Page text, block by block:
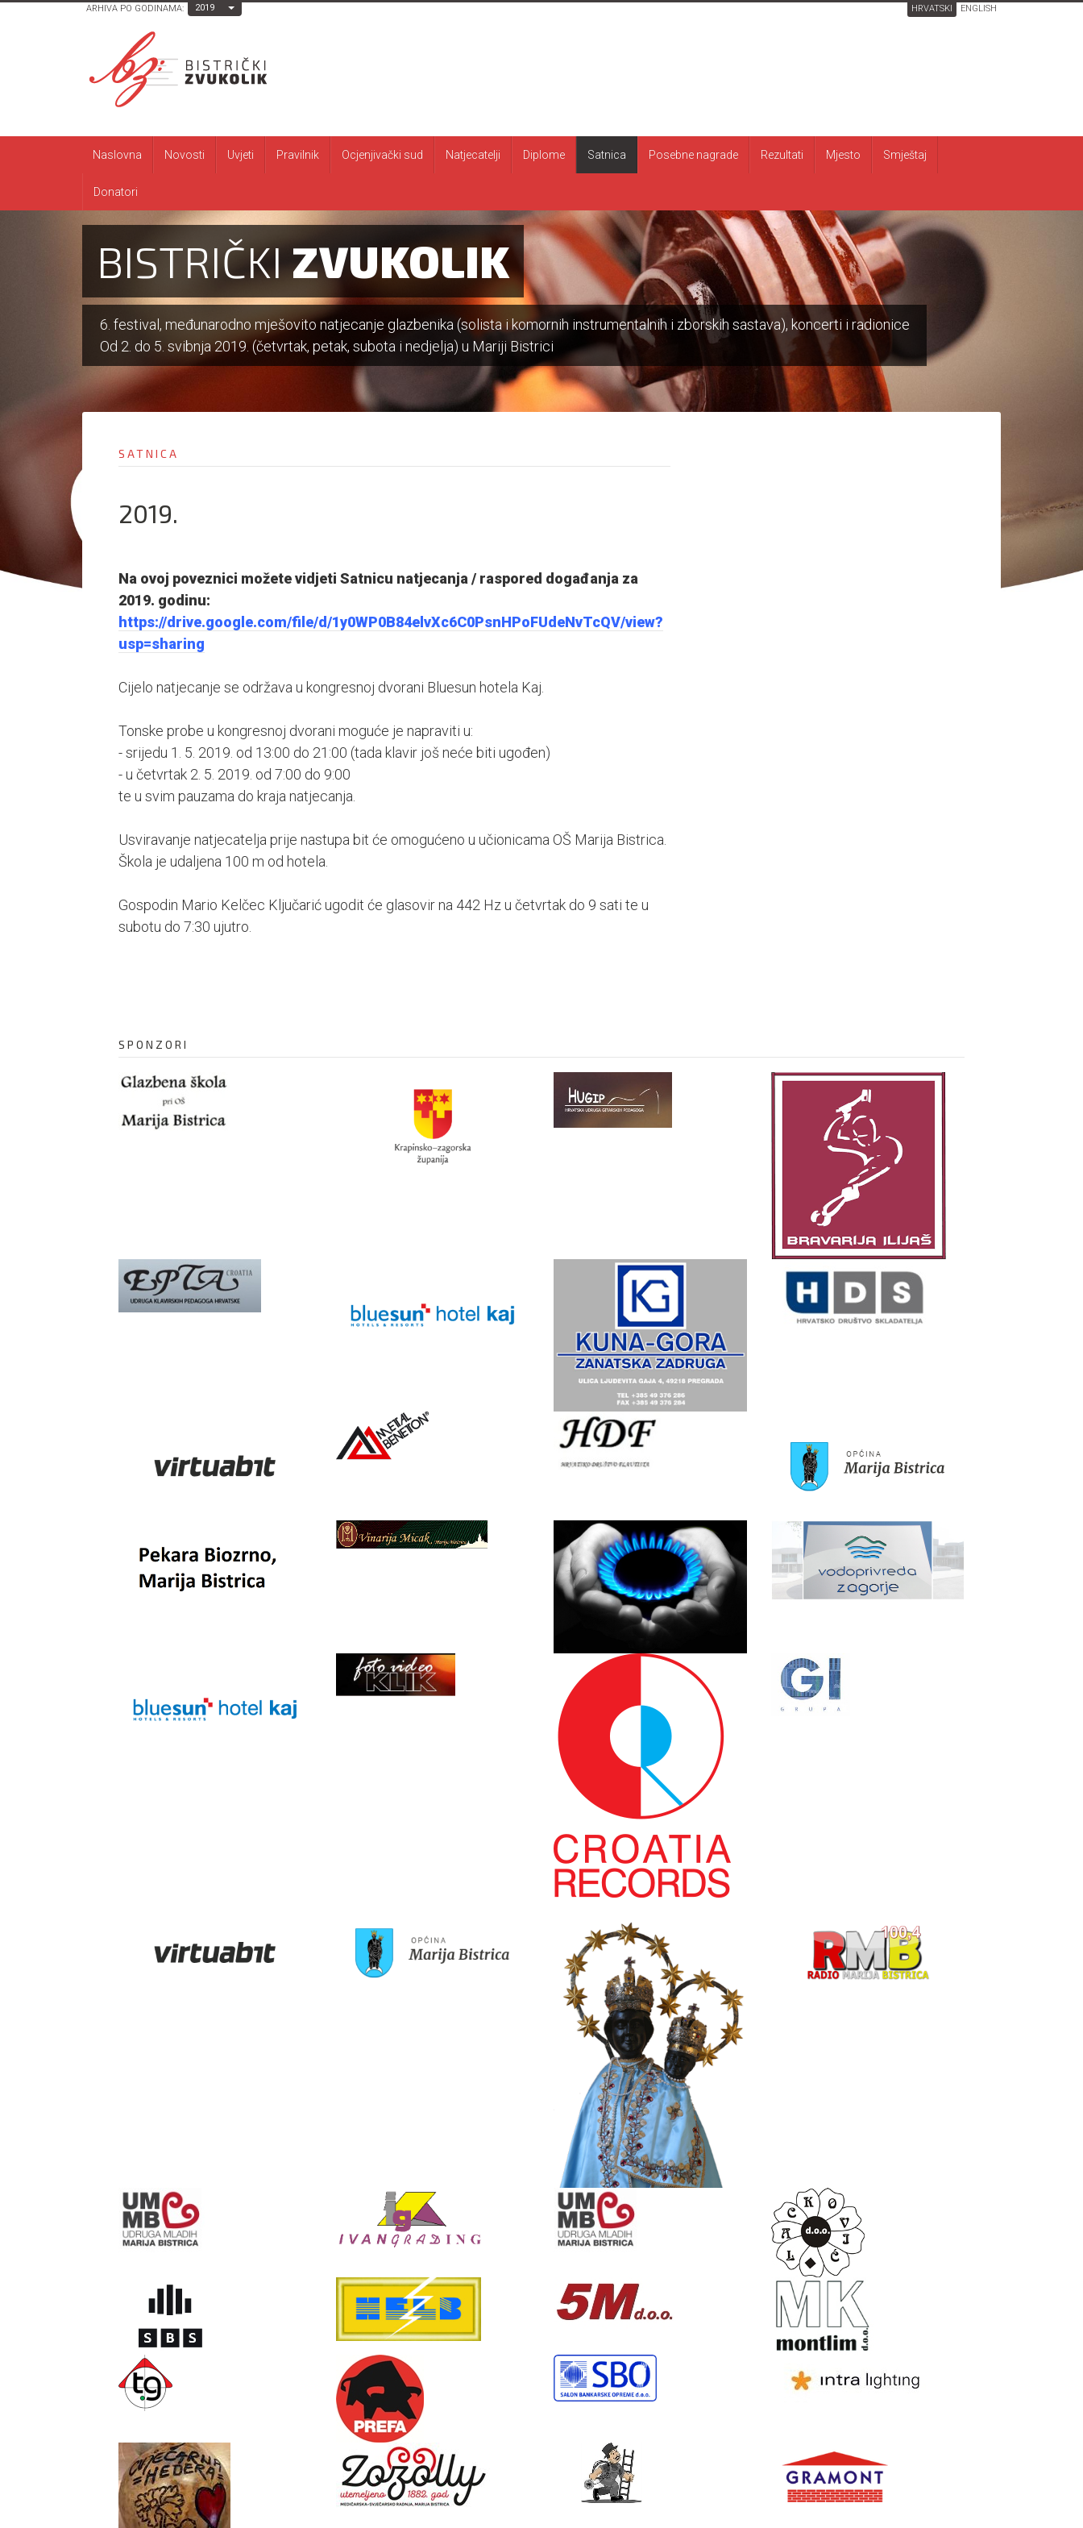
ARHIVA PO GODINAMA: 2019 Toggle Dropdown HRVATSKI ENGLISH
Naslovna Novosti Uvjeti Pravilnik Ocjenjivački sud Natjecatelji Diplome Satnica Posebne nagrade Rezultati Mjesto Smještaj
Donatori
BISTRIČKIZVUKOLIK
6. festival, međunarodno mješovito natjecanje glazbenika (solista i komornih instrumentalnih i zborskih sastava), koncerti i radionice
Od 2. do 5. svibnja 2019. (četvrtak, petak, subota i nedjelja) u Mariji Bistrici
SATNICA
2019.
Na ovoj poveznici možete vidjeti Satnicu natjecanja / raspored događanja za
2019. godinu:
https://drive.google.com/file/d/1y0WP0B84elvXc6C0PsnHPoFUdeNvTcQV/view?
usp=sharing
Cijelo natjecanje se održava u kongresnoj dvorani Bluesun hotela Kaj.
Tonske probe u kongresnoj dvorani moguće je napraviti u:
- srijedu 1. 5. 2019. od 13:00 do 21:00 (tada klavir još neće biti ugođen)
- u četvrtak 2. 5. 2019. od 7:00 do 9:00
te u svim pauzama do kraja natjecanja.
Usviravanje natjecatelja prije nastupa bit će omogućeno u učionicama OŠ Marija Bistrica.
Škola je udaljena 100 m od hotela.
Gospodin Mario Kelčec Ključarić ugodit će glasovir na 442 Hz u četvrtak do 9 sati te u
subotu do 7:30 ujutro.
SPONZORI